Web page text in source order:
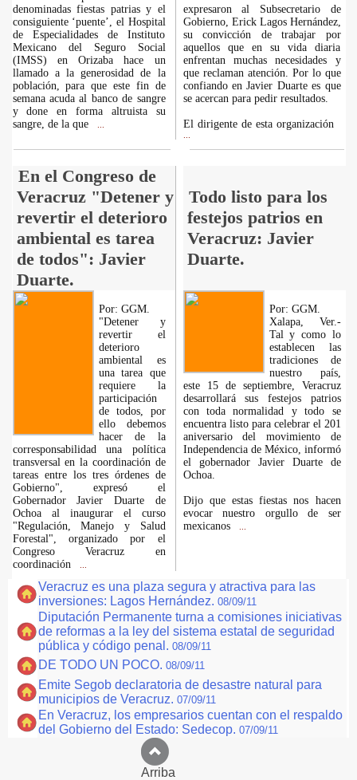
denominadas fiestas patrias y el
consiguiente ‘puente’, el Hospital
de Especialidades de Instituto
Mexicano del Seguro Social
(IMSS) en Orizaba hace un
llamado a la generosidad de la
población, para que este fin de
semana acuda al banco de sangre
y done en forma altruista su
sangre, de la que
expresaron al Subsecretario de
Gobierno, Erick Lagos Hernández,
su convicción de trabajar por
aquellos que en su vida diaria
enfrentan muchas necesidades y
que reclaman atención. Por lo que
confiando en Javier Duarte es que
se acercan para pedir resultados.
El dirigente de esta organización
En el Congreso de
Veracruz "Detener y
revertir el deterioro
ambiental es tarea
de todos": Javier
Duarte.
Todo listo para los
festejos patrios en
Veracruz: Javier
Duarte.
Por: GGM.
"Detener y
revertir el
deterioro
ambiental es
una tarea que
requiere la
participación
de todos, por
ello debemos
hacer de la
corresponsabilidad una política
transversal en la coordinación de
tareas entre los tres órdenes de
Gobierno", expresó el
Gobernador Javier Duarte de
Ochoa al inaugurar el curso
"Regulación, Manejo y Salud
Forestal", organizado por el
Congreso Veracruz en
coordinación
Por: GGM.
Xalapa, Ver.-
Tal y como lo
establecen las
tradiciones de
nuestro país,
este 15 de septiembre, Veracruz
desarrollará sus festejos patrios
con toda normalidad y todo se
encuentra listo para celebrar el 201
aniversario del movimiento de
Independencia de México, informó
el gobernador Javier Duarte de
Ochoa.
Dijo que estas fiestas nos hacen
evocar nuestro orgullo de ser
mexicanos
Veracruz es una plaza segura y atractiva para las
inversiones: Lagos Hernández. 08/09/11
Diputación Permanente turna a comisiones iniciativas
de reformas a la ley del sistema estatal de seguridad
pública y código penal. 08/09/11
DE TODO UN POCO. 08/09/11
Emite Segob declaratoria de desastre natural para
municipios de Veracruz. 07/09/11
En Veracruz, los empresarios cuentan con el respaldo
del Gobierno del Estado: Sedecop. 07/09/11
Arriba